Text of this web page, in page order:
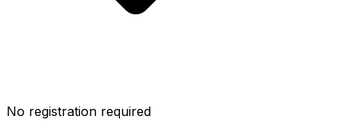
No registration required